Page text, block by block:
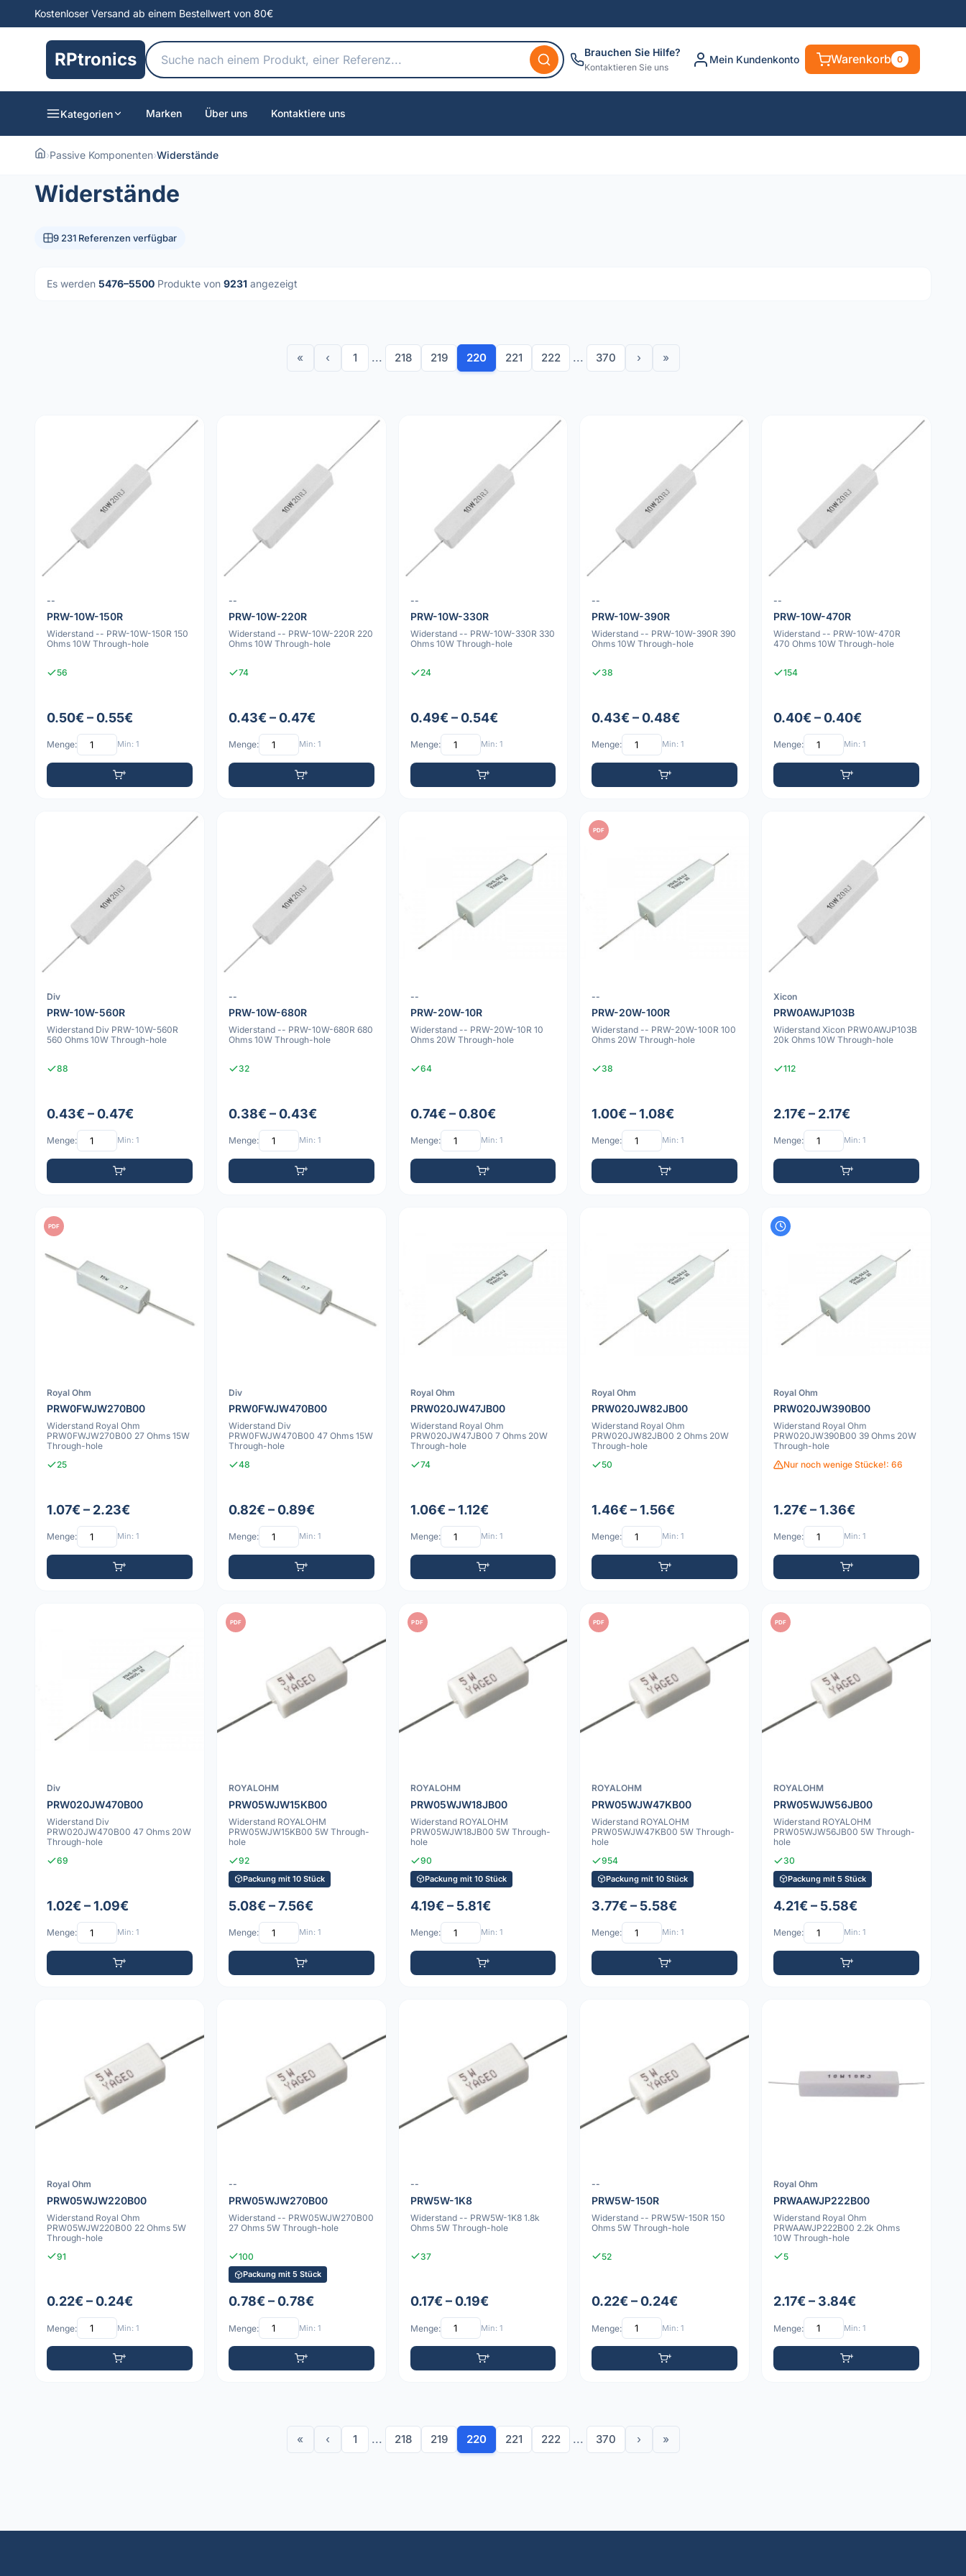
Kostenloser Versand ab einem Bestellwert von 80€
RPtronics Brauchen Sie Hilfe?
Kontaktieren Sie uns
Mein Kundenkonto Warenkorb 0
Kategorien Marken Über uns Kontaktiere uns
›Passive Komponenten›Widerstände
Widerstände
9 231 Referenzen verfügbar
Es werden 5476–5500 Produkte von 9231 angezeigt
« ‹ 1 ... 218 219 220 221 222 ... 370 › »
--
PRW-10W-150R
Widerstand -- PRW-10W-150R 150
Ohms 10W Through-hole
56
0.50€ – 0.55€
Menge: Min: 1
--
PRW-10W-220R
Widerstand -- PRW-10W-220R 220
Ohms 10W Through-hole
74
0.43€ – 0.47€
Menge: Min: 1
--
PRW-10W-330R
Widerstand -- PRW-10W-330R 330
Ohms 10W Through-hole
24
0.49€ – 0.54€
Menge: Min: 1
--
PRW-10W-390R
Widerstand -- PRW-10W-390R 390
Ohms 10W Through-hole
38
0.43€ – 0.48€
Menge: Min: 1
--
PRW-10W-470R
Widerstand -- PRW-10W-470R
470 Ohms 10W Through-hole
154
0.40€ – 0.40€
Menge: Min: 1
Div
PRW-10W-560R
Widerstand Div PRW-10W-560R
560 Ohms 10W Through-hole
88
0.43€ – 0.47€
Menge: Min: 1
--
PRW-10W-680R
Widerstand -- PRW-10W-680R 680
Ohms 10W Through-hole
32
0.38€ – 0.43€
Menge: Min: 1
--
PRW-20W-10R
Widerstand -- PRW-20W-10R 10
Ohms 20W Through-hole
64
0.74€ – 0.80€
Menge: Min: 1
PDF
--
PRW-20W-100R
Widerstand -- PRW-20W-100R 100
Ohms 20W Through-hole
38
1.00€ – 1.08€
Menge: Min: 1
Xicon
PRW0AWJP103B
Widerstand Xicon PRW0AWJP103B
20k Ohms 10W Through-hole
112
2.17€ – 2.17€
Menge: Min: 1
PDF
Royal Ohm
PRW0FWJW270B00
Widerstand Royal Ohm
PRW0FWJW270B00 27 Ohms 15W
Through-hole
25
1.07€ – 2.23€
Menge: Min: 1
Div
PRW0FWJW470B00
Widerstand Div
PRW0FWJW470B00 47 Ohms 15W
Through-hole
48
0.82€ – 0.89€
Menge: Min: 1
Royal Ohm
PRW020JW47JB00
Widerstand Royal Ohm
PRW020JW47JB00 7 Ohms 20W
Through-hole
74
1.06€ – 1.12€
Menge: Min: 1
Royal Ohm
PRW020JW82JB00
Widerstand Royal Ohm
PRW020JW82JB00 2 Ohms 20W
Through-hole
50
1.46€ – 1.56€
Menge: Min: 1
Royal Ohm
PRW020JW390B00
Widerstand Royal Ohm
PRW020JW390B00 39 Ohms 20W
Through-hole
Nur noch wenige Stücke!: 66
1.27€ – 1.36€
Menge: Min: 1
Div
PRW020JW470B00
Widerstand Div
PRW020JW470B00 47 Ohms 20W
Through-hole
69
1.02€ – 1.09€
Menge: Min: 1
PDF
ROYALOHM
PRW05WJW15KB00
Widerstand ROYALOHM
PRW05WJW15KB00 5W Through-
hole
92
Packung mit 10 Stück
5.08€ – 7.56€
Menge: Min: 1
PDF
ROYALOHM
PRW05WJW18JB00
Widerstand ROYALOHM
PRW05WJW18JB00 5W Through-
hole
90
Packung mit 10 Stück
4.19€ – 5.81€
Menge: Min: 1
PDF
ROYALOHM
PRW05WJW47KB00
Widerstand ROYALOHM
PRW05WJW47KB00 5W Through-
hole
954
Packung mit 10 Stück
3.77€ – 5.58€
Menge: Min: 1
PDF
ROYALOHM
PRW05WJW56JB00
Widerstand ROYALOHM
PRW05WJW56JB00 5W Through-
hole
30
Packung mit 5 Stück
4.21€ – 5.58€
Menge: Min: 1
Royal Ohm
PRW05WJW220B00
Widerstand Royal Ohm
PRW05WJW220B00 22 Ohms 5W
Through-hole
91
0.22€ – 0.24€
Menge: Min: 1
--
PRW05WJW270B00
Widerstand -- PRW05WJW270B00
27 Ohms 5W Through-hole
100
Packung mit 5 Stück
0.78€ – 0.78€
Menge: Min: 1
--
PRW5W-1K8
Widerstand -- PRW5W-1K8 1.8k
Ohms 5W Through-hole
37
0.17€ – 0.19€
Menge: Min: 1
--
PRW5W-150R
Widerstand -- PRW5W-150R 150
Ohms 5W Through-hole
52
0.22€ – 0.24€
Menge: Min: 1
Royal Ohm
PRWAAWJP222B00
Widerstand Royal Ohm
PRWAAWJP222B00 2.2k Ohms
10W Through-hole
5
2.17€ – 3.84€
Menge: Min: 1
« ‹ 1 ... 218 219 220 221 222 ... 370 › »